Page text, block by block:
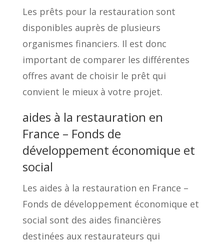
Les prêts pour la restauration sont
disponibles auprès de plusieurs
organismes financiers. Il est donc
important de comparer les différentes
offres avant de choisir le prêt qui
convient le mieux à votre projet.
aides à la restauration en
France – Fonds de
développement économique et
social
Les aides à la restauration en France –
Fonds de développement économique et
social sont des aides financières
destinées aux restaurateurs qui